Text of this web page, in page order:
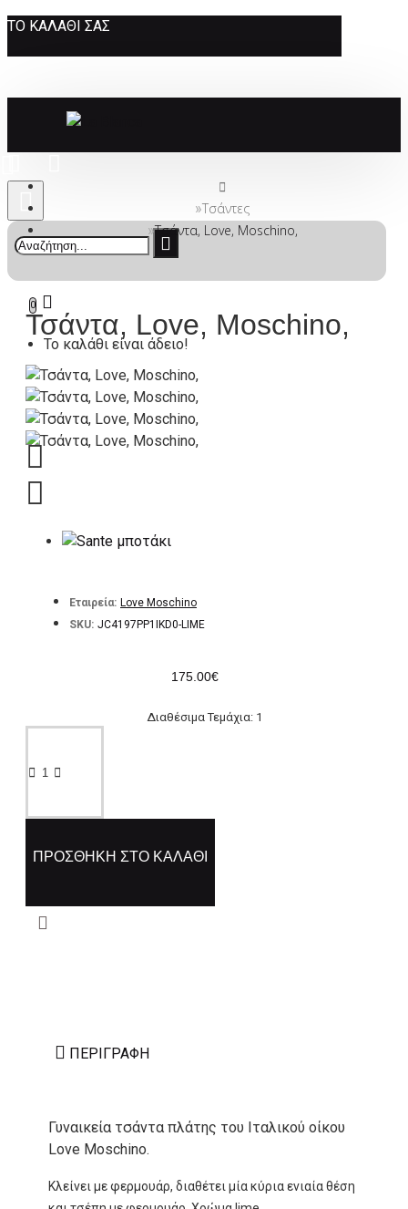
ΤΟ ΚΑΛΆΘΙ ΣΑΣ
0
Το καλάθι είναι άδειο!
Τσάντες
Τσάντα, Love, Moschino,
Τσάντα, Love, Moschino,
Εταιρεία: Love Moschino
SKU: JC4197PP1IKD0-LIME
175.00€
Διαθέσιμα Τεμάχια: 1
ΠΡΟΣΘΉΚΗ ΣΤΟ ΚΑΛΆΘΙ
ΠΕΡΙΓΡΑΦΉ
Γυναικεία τσάντα πλάτης του Ιταλικού οίκου
Love Moschino.
Κλείνει με φερμουάρ, διαθέτει μία κύρια ενιαία θέση